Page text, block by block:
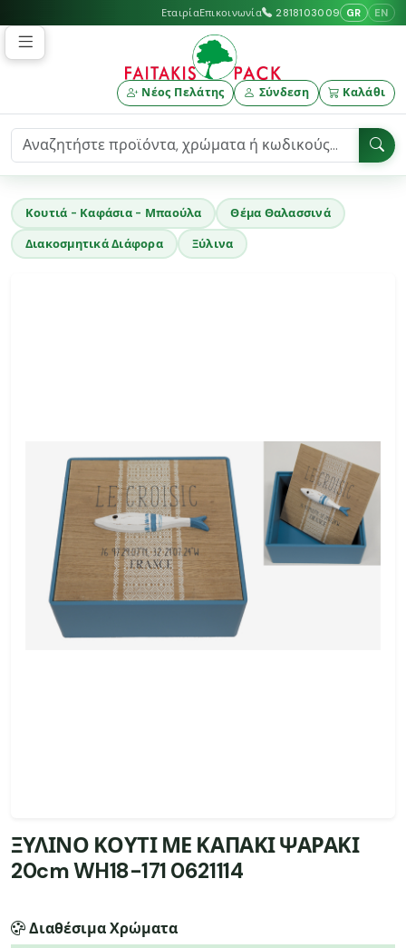
ΕταιρίαΕπικοινωνία 2818103009 GR EN
Νέος Πελάτης Σύνδεση Καλάθι
Κουτιά - Καφάσια - Μπαούλα
Θέμα Θαλασσινά
Διακοσμητικά Διάφορα
Ξύλινα
ΞΥΛΙΝΟ ΚΟΥΤΙ ΜΕ ΚΑΠΑΚΙ ΨΑΡΑΚΙ
20cm WH18-171 0621114
Διαθέσιμα Χρώματα